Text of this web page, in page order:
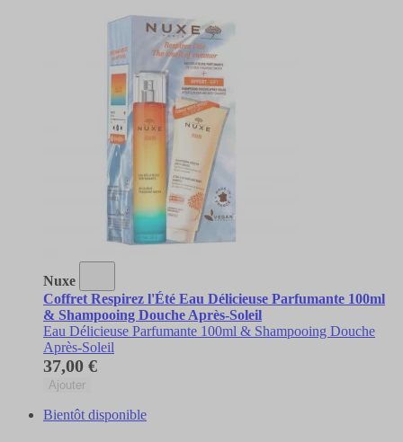
Nuxe
Coffret Respirez l'Été Eau Délicieuse Parfumante 100ml
& Shampooing Douche Après-Soleil
Eau Délicieuse Parfumante 100ml & Shampooing Douche
Après-Soleil
37,00 €
Ajouter
Bientôt disponible